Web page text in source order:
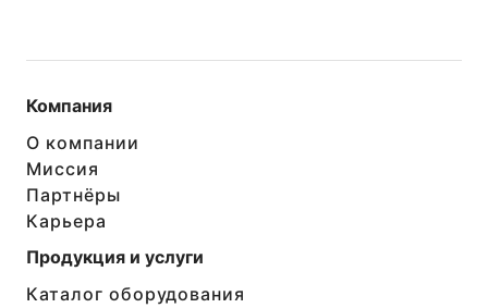
Компания
О компании
Миссия
Партнёры
Карьера
Продукция и услуги
Каталог оборудования